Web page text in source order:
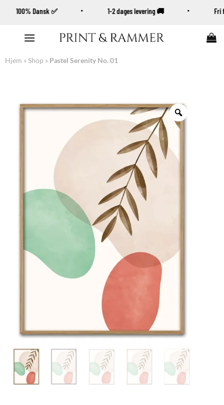
100% Dansk ✅ 1-2 dages levering 🚚
indhold
Hjem »Shop » Pastel Serenity No. 01